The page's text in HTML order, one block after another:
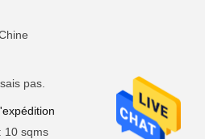
pas.
10 sqms